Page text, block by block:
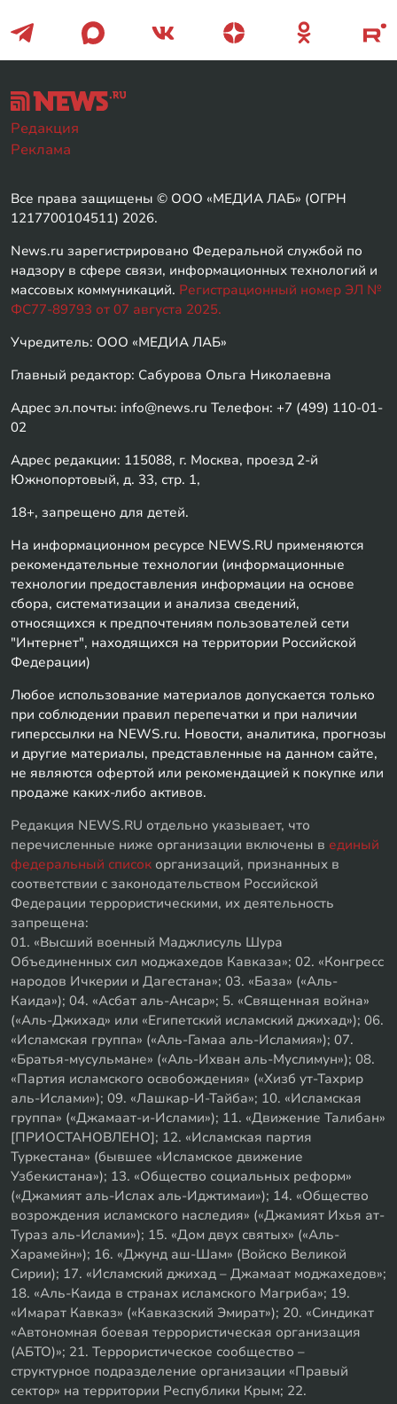
Редакция
Реклама
Все права защищены © ООО «МЕДИА ЛАБ» (ОГРН
1217700104511) 2026.
News.ru зарегистрировано Федеральной службой по
надзору в сфере связи, информационных технологий и
массовых коммуникаций. Регистрационный номер ЭЛ №
ФС77-89793 от 07 августа 2025.
Учредитель: ООО «МЕДИА ЛАБ»
Главный редактор: Сабурова Ольга Николаевна
Адрес эл.почты: info@news.ru Телефон: +7 (499) 110-01-
02
Адрес редакции: 115088, г. Москва, проезд 2-й
Южнопортовый, д. 33, стр. 1,
18+, запрещено для детей.
На информационном ресурсе NEWS.RU применяются
рекомендательные технологии (информационные
технологии предоставления информации на основе
сбора, систематизации и анализа сведений,
относящихся к предпочтениям пользователей сети
"Интернет", находящихся на территории Российской
Федерации)
Любое использование материалов допускается только
при соблюдении правил перепечатки и при наличии
гиперссылки на NEWS.ru. Новости, аналитика, прогнозы
и другие материалы, представленные на данном сайте,
не являются офертой или рекомендацией к покупке или
продаже каких-либо активов.
Редакция NEWS.RU отдельно указывает, что
перечисленные ниже организации включены в единый
федеральный список организаций, признанных в
соответствии с законодательством Российской
Федерации террористическими, их деятельность
запрещена:
01. «Высший военный Маджлисуль Шура
Объединенных сил моджахедов Кавказа»; 02. «Конгресс
народов Ичкерии и Дагестана»; 03. «База» («Аль-
Каида»); 04. «Асбат аль-Ансар»; 5. «Священная война»
(«Аль-Джихад» или «Египетский исламский джихад»); 06.
«Исламская группа» («Аль-Гамаа аль-Исламия»); 07.
«Братья-мусульмане» («Аль-Ихван аль-Муслимун»); 08.
«Партия исламского освобождения» («Хизб ут-Тахрир
аль-Ислами»); 09. «Лашкар-И-Тайба»; 10. «Исламская
группа» («Джамаат-и-Ислами»); 11. «Движение Талибан»
[ПРИОСТАНОВЛЕНО]; 12. «Исламская партия
Туркестана» (бывшее «Исламское движение
Узбекистана»); 13. «Общество социальных реформ»
(«Джамият аль-Ислах аль-Иджтимаи»); 14. «Общество
возрождения исламского наследия» («Джамият Ихья ат-
Тураз аль-Ислами»); 15. «Дом двух святых» («Аль-
Харамейн»); 16. «Джунд аш-Шам» (Войско Великой
Сирии); 17. «Исламский джихад – Джамаат моджахедов»;
18. «Аль-Каида в странах исламского Магриба»; 19.
«Имарат Кавказ» («Кавказский Эмират»); 20. «Синдикат
«Автономная боевая террористическая организация
(АБТО)»; 21. Террористическое сообщество –
структурное подразделение организации «Правый
сектор» на территории Республики Крым; 22.